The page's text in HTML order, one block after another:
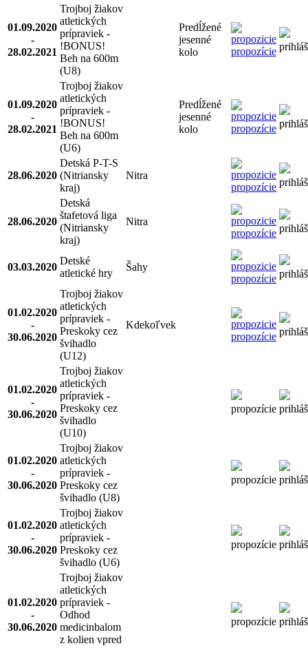
01.09.2020
-
28.02.2021
Trojboj žiakov
atletických
prípraviek -
!BONUS!
Beh na 600m
(U8)
Predĺžené
jesenné
kolo
propozície
01.09.2020
-
28.02.2021
Trojboj žiakov
atletických
prípraviek -
!BONUS!
Beh na 600m
(U6)
Predĺžené
jesenné
kolo
propozície
28.06.2020
Detská P-T-S
(Nitriansky
kraj)
Nitra
propozície
28.06.2020
Detská
štafetová liga
(Nitriansky
kraj)
Nitra
propozície
03.03.2020
Detské
atletické hry
Šahy
propozície
01.02.2020
-
30.06.2020
Trojboj žiakov
atletických
prípraviek -
Preskoky cez
švihadlo
(U12)
Kdekoľvek
propozície
01.02.2020
-
30.06.2020
Trojboj žiakov
atletických
prípraviek -
Preskoky cez
švihadlo
(U10)
propozície
01.02.2020
-
30.06.2020
Trojboj žiakov
atletických
prípraviek -
Preskoky cez
švihadlo (U8)
propozície
01.02.2020
-
30.06.2020
Trojboj žiakov
atletických
prípraviek -
Preskoky cez
švihadlo (U6)
propozície
01.02.2020
-
30.06.2020
Trojboj žiakov
atletických
prípraviek -
Odhod
medicinbalom
z kolien vpred
propozície